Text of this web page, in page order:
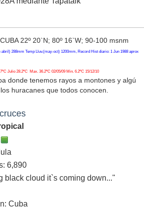
22º 20`N; 80º 16`W; 90-100 msnm
abril) 288mm Temp Lluv.(may-oct) 1200mm, Record Hist diario: 1 Jun 1988 aprox
Julio 28.2ºC Max. 36.2ºC 02/05/09 Min. 6.2ºC 15/12/10
donde tenemos rayos a montones y algú
huracanes que todos conocen.
6,890
black cloud it`s coming down..."
Cuba